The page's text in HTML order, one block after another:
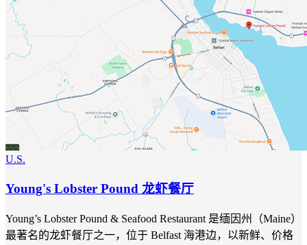
U.S.
Young's Lobster Pound 龙虾餐厅
Young’s Lobster Pound & Seafood Restaurant 是缅因州（Maine）
最著名的龙虾餐厅之一，位于 Belfast 海港边，以新鲜、价格